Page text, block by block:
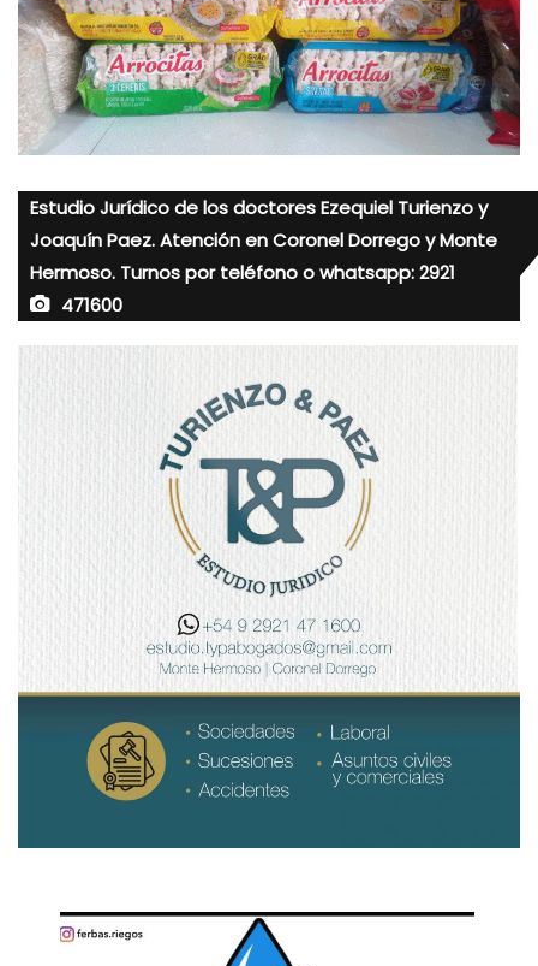
Estudio Jurídico de los doctores Ezequiel Turienzo y
Joaquín Paez. Atención en Coronel Dorrego y Monte
Hermoso. Turnos por teléfono o whatsapp: 2921
471600